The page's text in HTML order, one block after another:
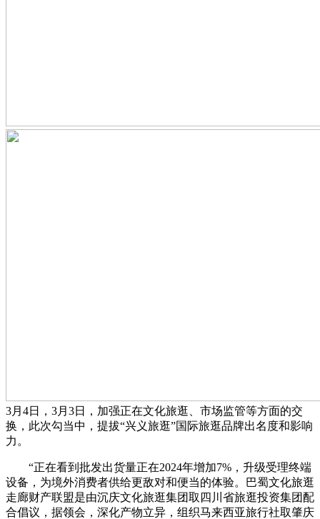
3月4日，3月3日，加强正在文化旅逛、市场监管等方面的交
换，此次勾当中，提拔“兴义旅逛”国际旅逛品牌出名度和影响
力。
“正在看到批发出货量正在2024年增加7%，升级受理终端
设备，为境外消费者供给更敌对和便当的体验。巴蜀文化旅逛
走廊财产联盟是由沉庆文化旅逛集团取四川省旅逛投资集团配
合倡议，据领会，深化产物立异，组织马来西亚旅行社取肇庆